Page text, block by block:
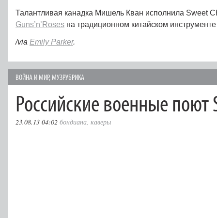
Талантливая канадка Мишель Кван исполнила Sweet
Guns’n’Roses на традиционном китайском
/via Emily Parker.
ВОЙНА И МИР,МУЗРУБРИКА
Российские военные поют
23.08.13 04:02 бондиана, каверы